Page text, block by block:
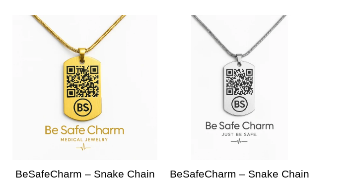
BeSafeCharm – Snake Chain
BeSafeCharm – Snake Chain